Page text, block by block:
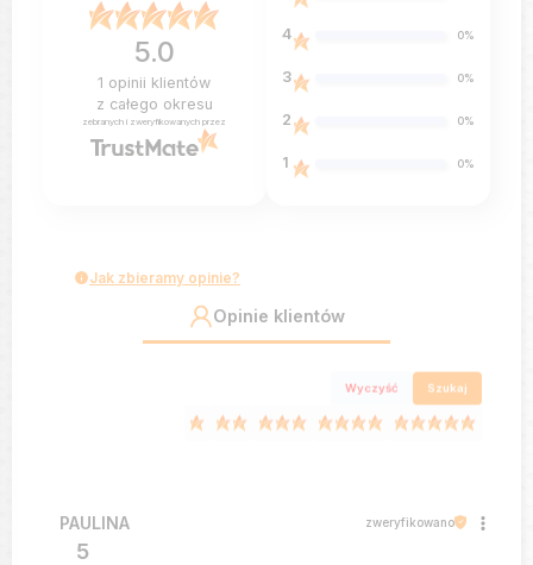
5.0
1 opinii klientów
z całego okresu
zebranych i zweryfikowanych przez
4 0%
3 0%
2 0%
1 0%
Jak zbieramy opinie?
Opinie klientów
Wyczyść Szukaj
PAULINA zweryfikowano
5